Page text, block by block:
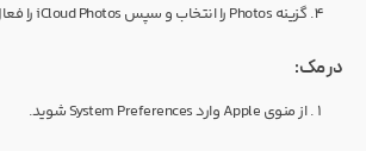
گزینه Photos را انتخاب و سپس iCloud Photos را فعال کنید.
در مک:
از منوی Apple وارد System Preferences شوید.